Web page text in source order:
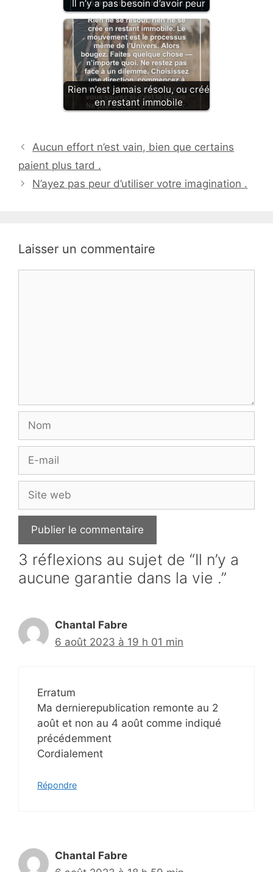
Il n’y a pas besoin d’avoir peur
Rien n’est jamais résolu, ou créé
en restant immobile
Aucun effort n’est vain, bien que certains
paient plus tard .
N’ayez pas peur d’utiliser votre imagination .
Laisser un commentaire
mail
web
3 réflexions au sujet de “Il n’y a
aucune garantie dans la vie .”
Chantal Fabre
6 août 2023 à 19 h 01 min
Erratum
Ma dernierepublication remonte au 2
août et non au 4 août comme indiqué
précédemment
Cordialement
Répondre
Chantal Fabre